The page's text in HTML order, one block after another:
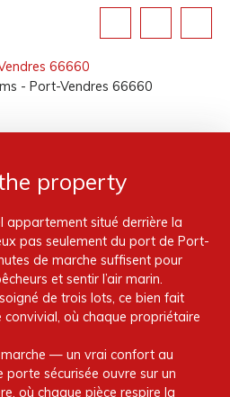
66660
- Port-Vendres 66660
property
appartement situé derrière la
pas seulement du port de Port-
de marche suffisent pour
et sentir l’air marin.
de trois lots, ce bien fait
convivial, où chaque propriétaire
marche — un vrai confort au
porte sécurisée ouvre sur un
où chaque pièce respire la